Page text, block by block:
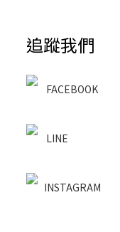
追蹤我們
FACEBOOK
LINE
INSTAGRAM